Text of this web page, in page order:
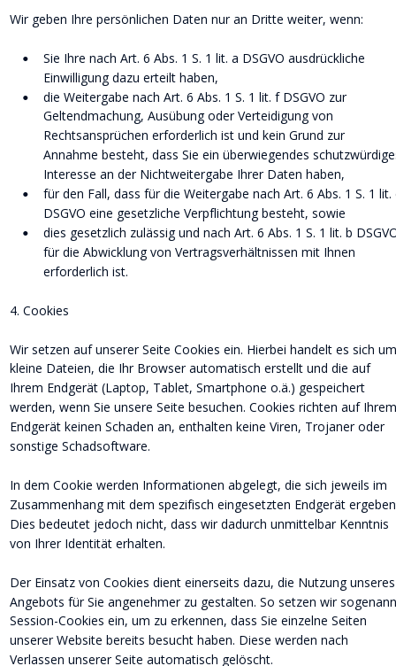
Wir geben Ihre persönlichen Daten nur an Dritte weiter, wenn:
•
Sie Ihre nach Art. 6 Abs. 1 S. 1 lit. a DSGVO ausdrückliche
Einwilligung dazu erteilt haben,
•
die Weitergabe nach Art. 6 Abs. 1 S. 1 lit. f DSGVO zur
Geltendmachung, Ausübung oder Verteidigung von
Rechtsansprüchen erforderlich ist und kein Grund zur
Annahme besteht, dass Sie ein überwiegendes
Interesse an der Nichtweitergabe Ihrer Daten haben,
•
für den Fall, dass für die Weitergabe nach Art. 6 Abs. 1 S. 1
DSGVO eine gesetzliche Verpflichtung besteht, sowie
•
dies gesetzlich zulässig und nach Art. 6 Abs. 1 S. 1 lit. b
für die Abwicklung von Vertragsverhältnissen mit Ihnen
erforderlich ist.
4. Cookies
Wir setzen auf unserer Seite Cookies ein. Hierbei handelt es sich
kleine Dateien, die Ihr Browser automatisch erstellt und die auf
Ihrem Endgerät (Laptop, Tablet, Smartphone o.ä.) gespeichert
werden, wenn Sie unsere Seite besuchen. Cookies richten auf
Endgerät keinen Schaden an, enthalten keine Viren, Trojaner oder
sonstige Schadsoftware.
In dem Cookie werden Informationen abgelegt, die sich jeweils im
Zusammenhang mit dem spezifisch eingesetzten Endgerät
Dies bedeutet jedoch nicht, dass wir dadurch unmittelbar Kenntnis
von Ihrer Identität erhalten.
Der Einsatz von Cookies dient einerseits dazu, die Nutzung
Angebots für Sie angenehmer zu gestalten. So setzen wir
Session-Cookies ein, um zu erkennen, dass Sie einzelne Seiten
unserer Website bereits besucht haben. Diese werden nach
Verlassen unserer Seite automatisch gelöscht.